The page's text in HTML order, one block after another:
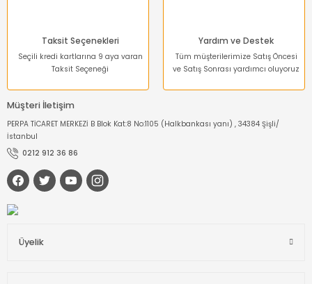
Taksit Seçenekleri
Seçili kredi kartlarına 9 aya varan
Taksit Seçeneği
Yardım ve Destek
Tüm müşterilerimize Satış Öncesi
ve Satış Sonrası yardımcı oluyoruz
Müşteri İletişim
PERPA TİCARET MERKEZİ B Blok Kat:8 No:1105 (Halkbankası yanı) , 34384 Şişli/
İstanbul
0212 912 36 86
Üyelik